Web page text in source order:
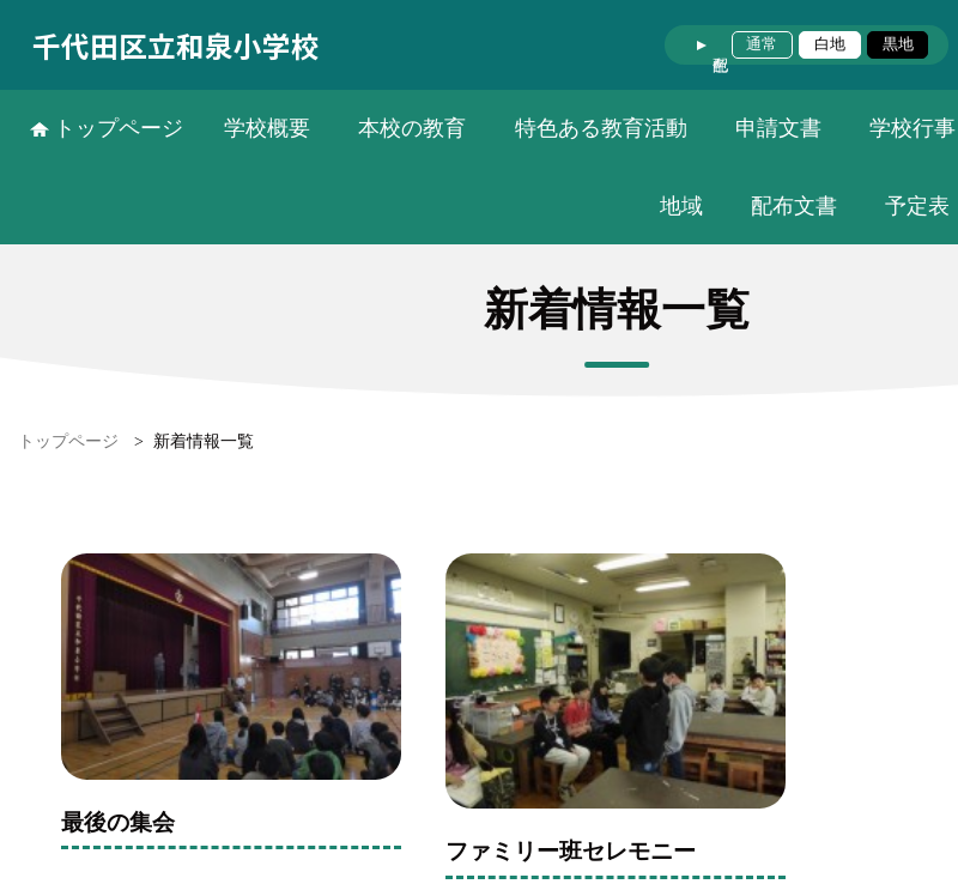
千代田区立和泉小学校 通常 白地 黒地
トップページ 学校概要 本校の教育 特色ある教育活動 申請文書 学校行事
地域 配布文書 予定表
新着情報一覧
トップページ > 新着情報一覧
最後の集会
ファミリー班セレモニー